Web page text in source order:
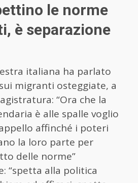
le norme
è separazione
italiana ha parlato
migranti osteggiate, a
“Ora che la
è alle spalle voglio
affinché i poteri
la loro parte per
delle norme”
“spetta alla politica